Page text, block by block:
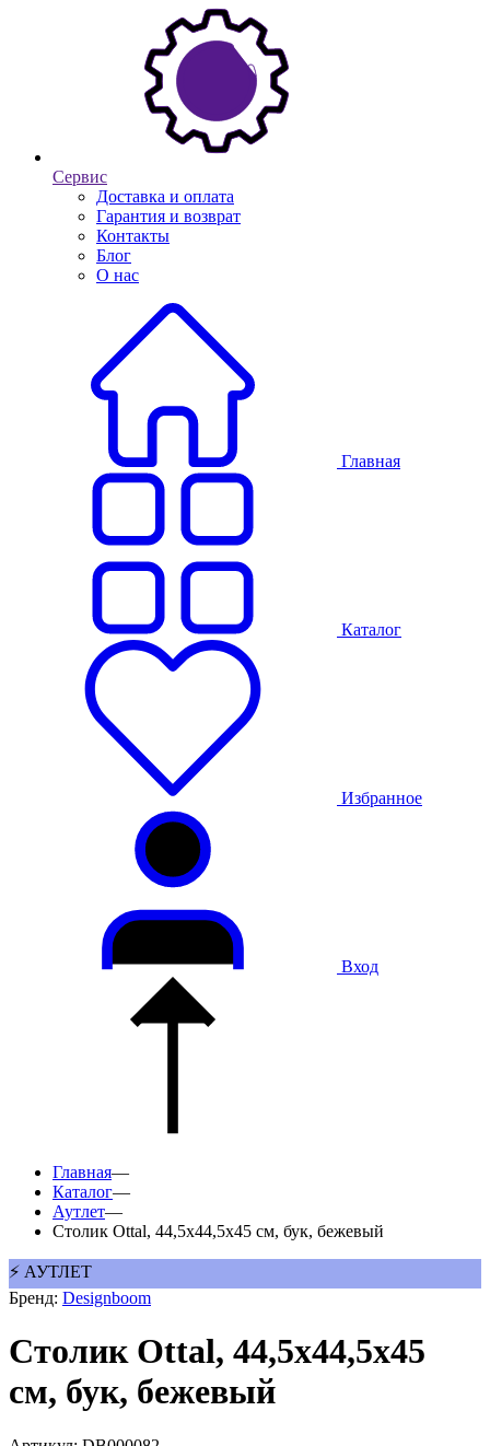
Сервис
Доставка и оплата
Гарантия и возврат
Контакты
Блог
О нас
Главная
Каталог
Избранное
Вход
Главная—
Каталог—
Аутлет—
Столик Ottal, 44,5х44,5х45 см, бук, бежевый
⚡ АУТЛЕТ
Бренд: Designboom
Столик Ottal, 44,5х44,5х45
см, бук, бежевый